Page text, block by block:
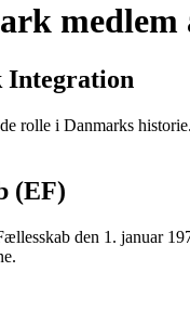
medlem
rolle i Danmarks
(EF)
den 1. januar